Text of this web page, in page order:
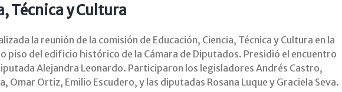
Técnica y Cultura
la reunión de la comisión de Educación, Ciencia, Técnica y Cultura en la
piso del edificio histórico de la Cámara de Diputados. Presidió el encuentro
Alejandra Leonardo. Participaron los legisladores Andrés Castro,
Omar Ortiz, Emilio Escudero, y las diputadas Rosana Luque y Graciela Seva.